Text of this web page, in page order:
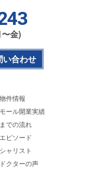
金)
い合わせ
件情報
ール開業実績
での流れ
ピソード
ャリスト
クターの声